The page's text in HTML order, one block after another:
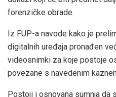
forenzičke obrade.
Iz FUP-a navode kako je
digitalnih uređaja pronađen
videosnimki za koje postoje
povezane s navedenim
Postoji i osnovana sumnja da